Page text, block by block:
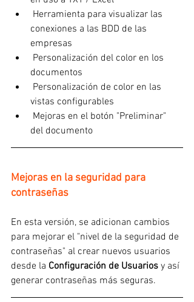
conexiones a las BDD de las
empresas
documentos
vistas configurables
del documento
Mejoras en la seguridad para
contraseñas
En esta versión, se adicionan cambios
para mejorar el "nivel de la seguridad de
contraseñas" al crear nuevos usuarios
desde la Configuración de Usuarios y así
generar contraseñas más seguras.